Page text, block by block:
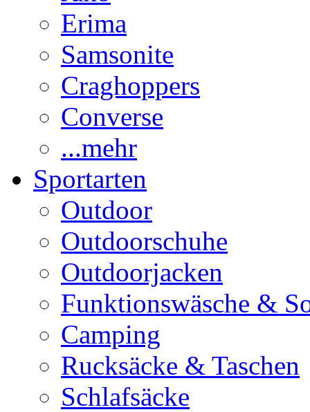
Erima
Samsonite
Craghoppers
Converse
...mehr
Sportarten
Outdoor
Outdoorschuhe
Outdoorjacken
Funktionswäsche &
Camping
Rucksäcke & Taschen
Schlafsäcke